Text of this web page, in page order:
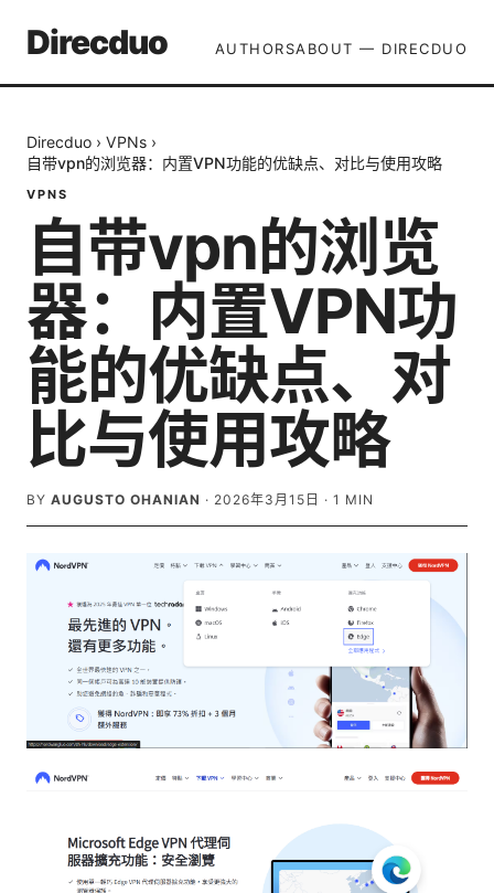
Direcduo AUTHORSABOUT — DIRECDUO
Direcduo › VPNs ›
自带vpn的浏览器：内置VPN功能的优缺点、对比与使用攻略
VPNS
自带vpn的浏览
器：内置VPN功
能的优缺点、对
比与使用攻略
BY AUGUSTO OHANIAN · 2026年3月15日 · 1 MIN